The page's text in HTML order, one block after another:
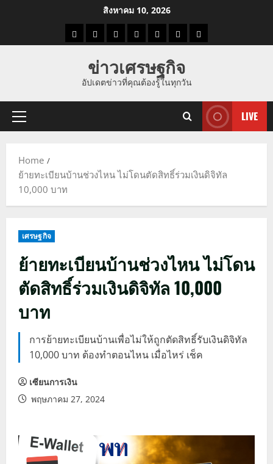
สิงหาคม 10, 2026
ราคาแนว
ราคา
ทอง
ข่าว
นี้
ข่าว
ดูด
ที่
ผู้ชาย
ข่าวเศรษฐกิจ
อัปเดตข่าวที่คุณต้องรู้ในทุกวัน
Primary
LIVE
Home
ย้ายทะเบียนบ้านช่วงไหน ไม่โดนตัดสิทธิ์ร่วมเงินดิจิทัล
10,000 บาท
เศรษฐกิจ
ย้ายทะเบียนบ้านช่วงไหน ไม่โดน
ตัดสิทธิ์ร่วมเงินดิจิทัล 10,000
บาท
การย้ายทะเบียนบ้านเพื่อไม่ให้ถูกตัดสิทธิ์รับเงินดิจิทัล
10,000 บาท ต้องทำตอนไหน เมื่อไหร่ เช็ค
เซียนการเงิน
พฤษภาคม 27, 2024